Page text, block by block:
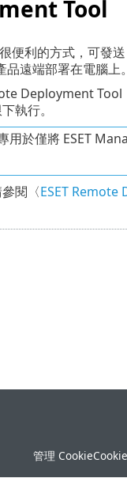
Tool
利的方式，可發送
遠端部署在電腦上。
Deployment Tool
執行。
用於僅將 ESET
閱〈ESET
管理 Cookie